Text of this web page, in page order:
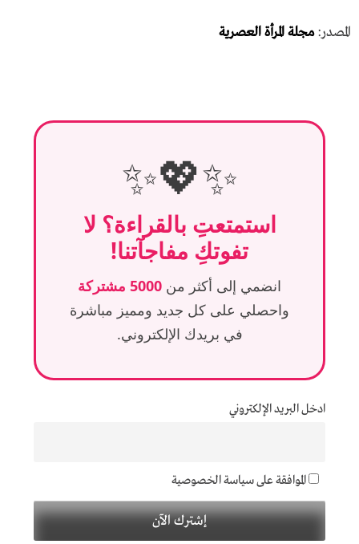
المصدر:مجلة المرأة العصرية
✨💖✨
استمتعتِ بالقراءة؟ لا
تفوتكِ مفاجآتنا!
انضمي إلى أكثر من 5000 مشتركة
واحصلي على كل جديد ومميز مباشرة
في بريدك الإلكتروني.
ادخل البريد الإلكتروني
الموافقة على سياسة الخصوصية